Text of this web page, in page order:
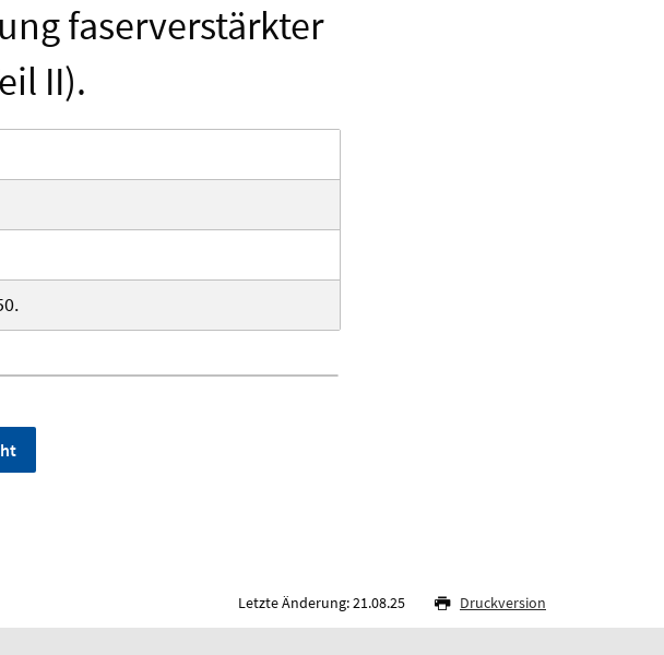
faserverstärkter
II).
Letzte Änderung: 21.08.25 Druckversion